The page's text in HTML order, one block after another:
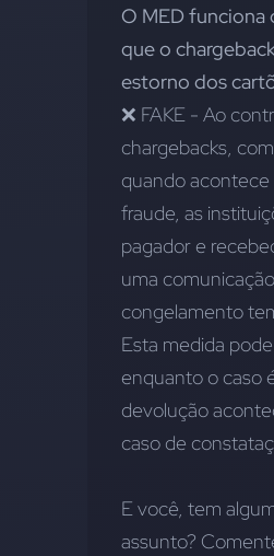
O MED funciona
que o
estorno dos
❌ FAKE - Ao
chargebacks,
quando
fraude, as
pagador e
uma
congelamento
Esta medida
enquanto o caso
devolução
caso de
E você, tem
assunto?